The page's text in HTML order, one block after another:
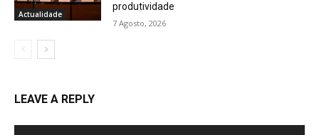
Actualidade
produtividade
7 Agosto, 2026
LEAVE A REPLY